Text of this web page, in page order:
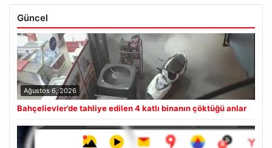
Güncel
Ağustos 6, 2026
Bahçelievler’de tahliye edilen 4 katlı binanın çöktüğü anlar